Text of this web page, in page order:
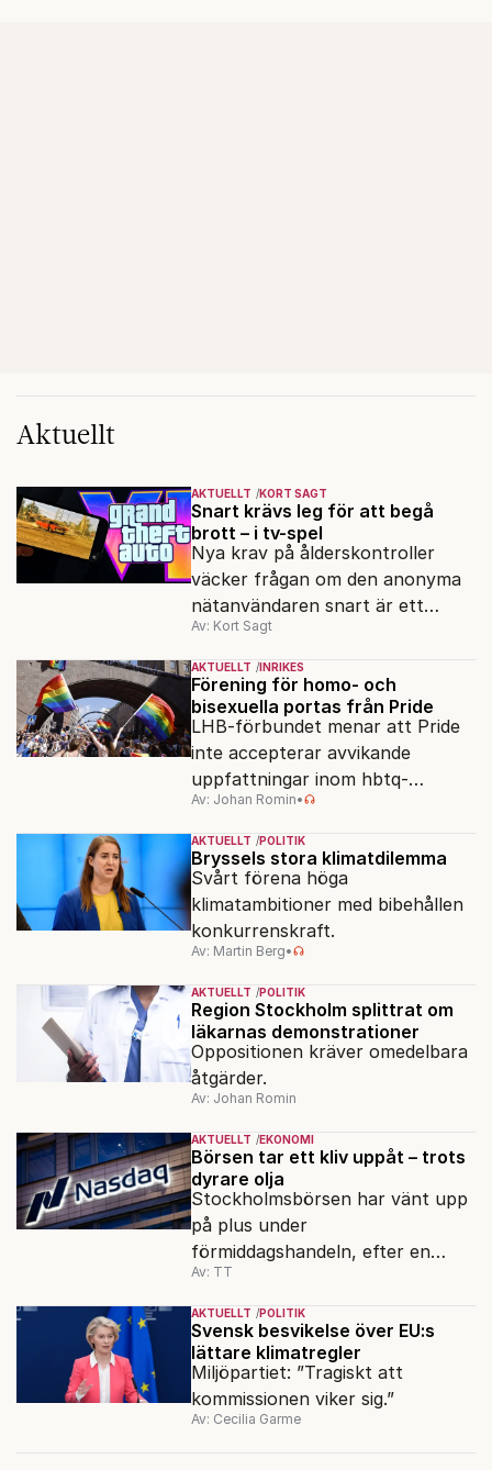
Aktuellt
AKTUELLT KORT SAGT
Snart krävs leg för att begå
brott – i tv-spel
Nya krav på ålderskontroller
väcker frågan om den anonyma
nätanvändaren snart är ett
minne blott.
Av: Kort Sagt
AKTUELLT INRIKES
Förening för homo- och
bisexuella portas från Pride
LHB-förbundet menar att Pride
inte accepterar avvikande
uppfattningar inom hbtq-
rörelsen. "Vi har inga problem
med transpersoner", säger
ordföranden Linn Saarinen.
Av: Johan Romin•
AKTUELLT POLITIK
Bryssels stora klimatdilemma
Svårt förena höga
klimatambitioner med bibehållen
konkurrenskraft.
Av: Martin Berg•
AKTUELLT POLITIK
Region Stockholm splittrat om
läkarnas demonstrationer
Oppositionen kräver omedelbara
åtgärder.
Av: Johan Romin
AKTUELLT EKONOMI
Börsen tar ett kliv uppåt – trots
dyrare olja
Stockholmsbörsen har vänt upp
på plus under
förmiddagshandeln, efter en
inledning nedåt – trots ett högre
oljepris och AI-oro.
Av: TT
AKTUELLT POLITIK
Svensk besvikelse över EU:s
lättare klimatregler
Miljöpartiet: ”Tragiskt att
kommissionen viker sig.”
Av: Cecilia Garme